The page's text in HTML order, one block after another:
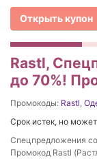
Открыть купон
Rastl,
до 70%!
Промокоды: Rastl,
Срок истек, но
Спецпредложения
Промокод Rastl